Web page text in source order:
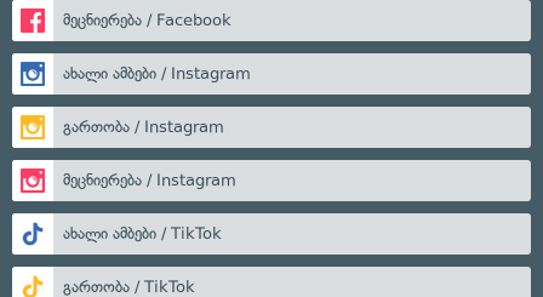
მეცნიერება / Facebook
ახალი ამბები / Instagram
გართობა / Instagram
მეცნიერება / Instagram
ახალი ამბები / TikTok
გართობა / TikTok